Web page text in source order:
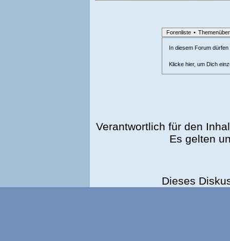
Forenliste •
In diesem Forum
Klicke hier, um Dich
Verantwortlich für den
Es gelten
Dieses